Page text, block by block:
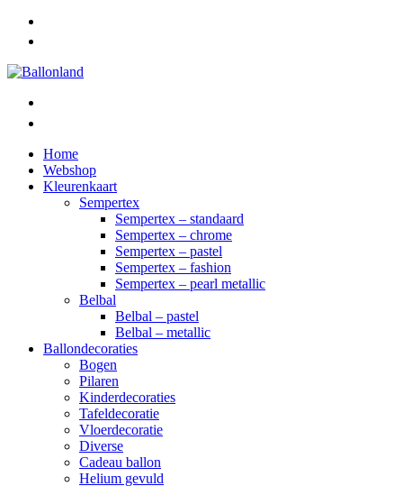
Home
Webshop
Kleurenkaart
Sempertex
Sempertex – standaard
Sempertex – chrome
Sempertex – pastel
Sempertex – fashion
Sempertex – pearl metallic
Belbal
Belbal – pastel
Belbal – metallic
Ballondecoraties
Bogen
Pilaren
Kinderdecoraties
Tafeldecoratie
Vloerdecoratie
Diverse
Cadeau ballon
Helium gevuld